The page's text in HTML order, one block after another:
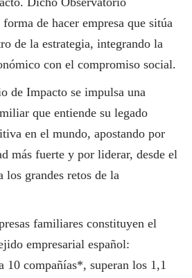
de hacer empresa que sitúa
de la estrategia, integrando la
con el compromiso social.
de Impacto se impulsa una
que entiende su legado
en el mundo, apostando por
más fuerte y por liderar, desde el
los grandes retos de la
familiares constituyen el
empresarial español:
10 compañías*, superan los 1,1